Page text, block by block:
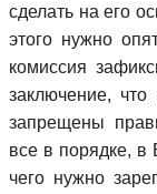
сделать на его
этого нужно
комиссия
заключение,
запрещены
все в порядке,
чего нужно